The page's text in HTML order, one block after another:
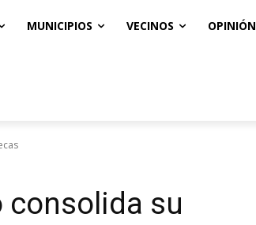
MUNICIPIOS VECINOS OPINIÓN
consolida su